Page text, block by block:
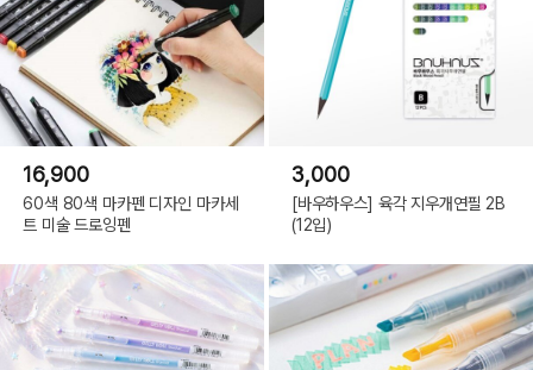
16,900
60색 80색 마카펜 디자인 마카세
트 미술 드로잉펜
3,000
[바우하우스] 육각 지우개연필 2B
(12입)